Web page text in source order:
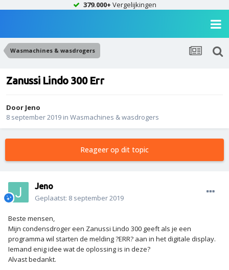
379.000+ Vergelijkingen
Wasmachines & wasdrogers
Zanussi Lindo 300 Err
Door Jeno
8 september 2019 in Wasmachines & wasdrogers
Reageer op dit topic
Jeno
Geplaatst: 8 september 2019
Beste mensen,
Mijn condensdroger een Zanussi Lindo 300 geeft als je een
programma wil starten de melding ?ERR? aan in het digitale display.
Iemand enig idee wat de oplossing is in deze?
Alvast bedankt.